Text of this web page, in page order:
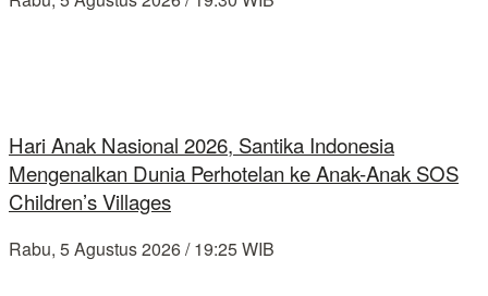
Hari Anak Nasional 2026, Santika Indonesia
Mengenalkan Dunia Perhotelan ke Anak-Anak SOS
Children’s Villages
Rabu, 5 Agustus 2026 / 19:25 WIB